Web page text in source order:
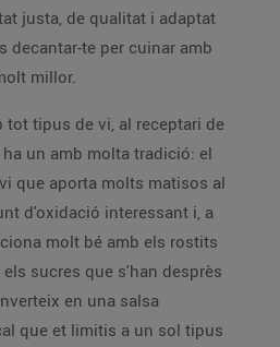
justa, de qualitat i adaptat
decantar-te per cuinar amb
millor.
tot tipus de vi, al receptari de
un amb molta tradició: el
que aporta molts matisos al
d'oxidació interessant i, a
molt bé amb els rostits
sucres que s'han desprès
en una salsa
que et limitis a un sol tipus